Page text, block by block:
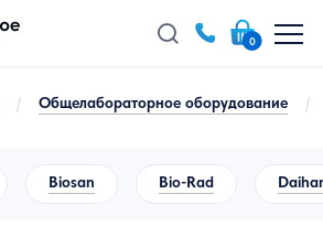
0
/ Общелабораторное оборудование /
Biosan Bio-Rad